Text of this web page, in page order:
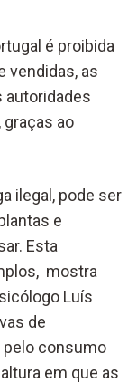
é proibida
vendidas, as
autoridades
ao
ilegal, pode ser
e
Esta
mostra
Luís
de
consumo
em que as